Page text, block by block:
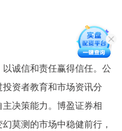
诚信和责任赢得信任。公
资者教育和市场资讯分
决策能力。博盈证券相
莫测的市场中稳健前行，